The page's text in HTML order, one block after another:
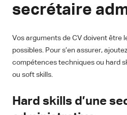
secrétaire
Vos arguments de CV doivent être
possibles. Pour s’en assurer,
compétences techniques ou hard
ou soft skills.
Hard skills d’une